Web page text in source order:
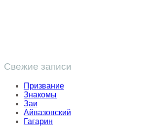
Свежие записи
Призвание
Знакомы
Заи
Айвазовский
Гагарин